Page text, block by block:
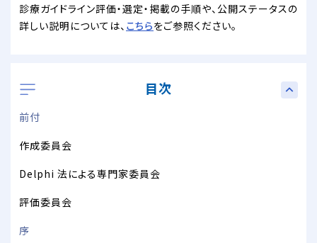
診療ガイドライン評価・選定・掲載の手順や、公開ステータスの
詳しい説明については、 こちらをご参照ください。
目次
前付
作成委員会
Delphi 法による専門家委員会
評価委員会
序